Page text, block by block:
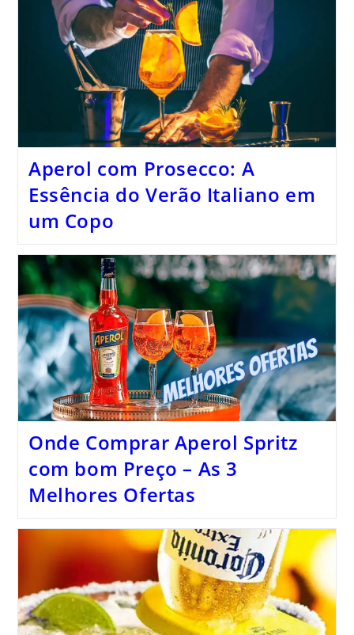
Aperol com Prosecco: A
Essência do Verão Italiano em
um Copo
Onde Comprar Aperol Spritz
com bom Preço – As 3
Melhores Ofertas